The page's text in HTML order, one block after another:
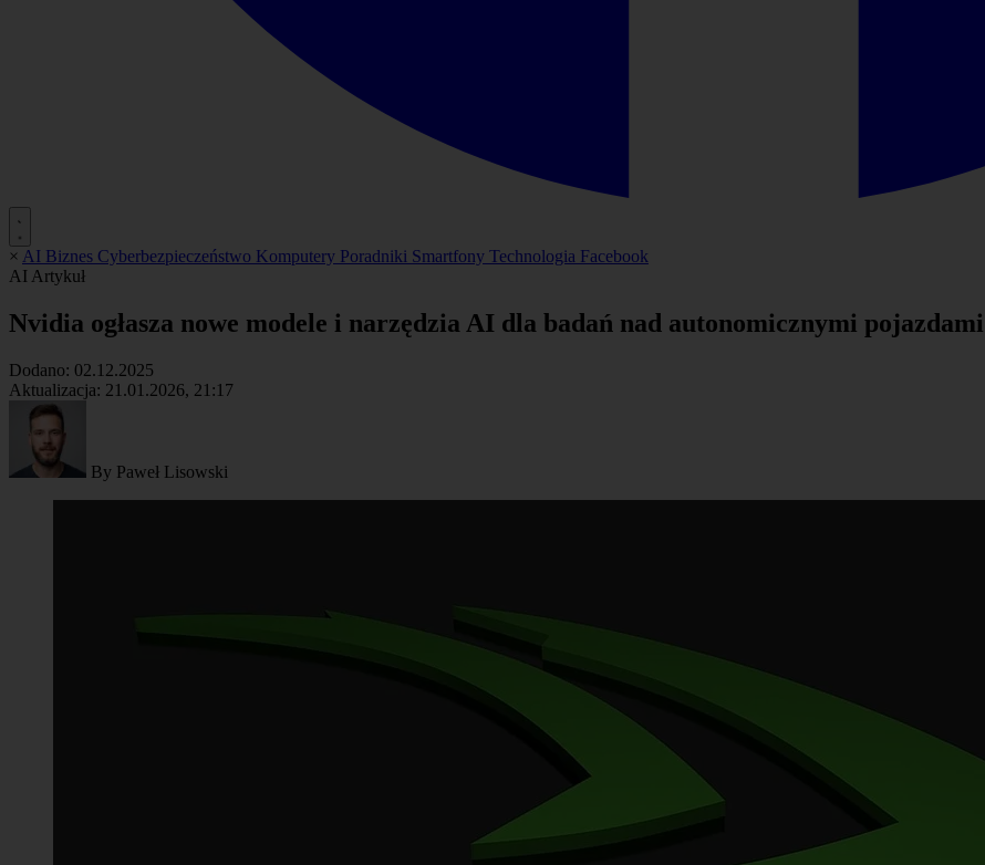
× AI Biznes Cyberbezpieczeństwo Komputery Poradniki Smartfony Technologia Facebook
AI Artykuł
Nvidia ogłasza nowe modele i narzędzia AI dla badań nad autonomicznymi pojazdami
Dodano: 02.12.2025
Aktualizacja: 21.01.2026, 21:17
By Paweł Lisowski